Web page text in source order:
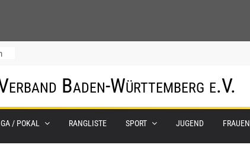
Baden-Württemberg e.V.
/ POKAL RANGLISTE SPORT JUGEND FRAUEN